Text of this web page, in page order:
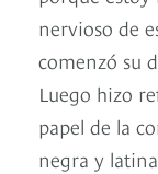
nervioso de
comenzó su
Luego hizo
papel de la
negra y